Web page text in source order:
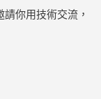
你用技術交流，